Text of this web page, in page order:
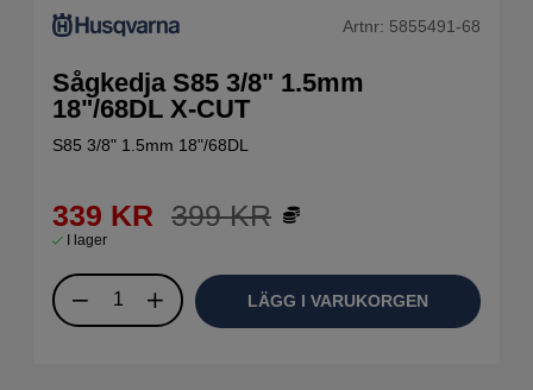
Artnr: 5855491-68
Sågkedja S85 3/8" 1.5mm
18"/68DL X-CUT
S85 3/8" 1.5mm 18"/68DL
399KR
339 KR
I lager
LÄGG I VARUKORGEN